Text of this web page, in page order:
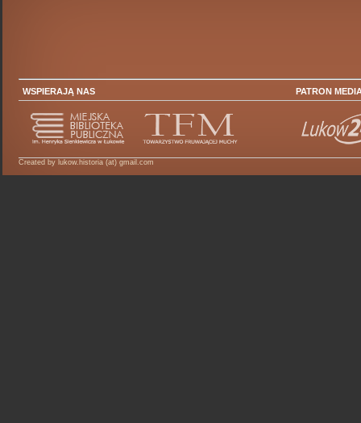
WSPIERAJĄ NAS PATRON
Created by lukow.historia (at) gmail.com